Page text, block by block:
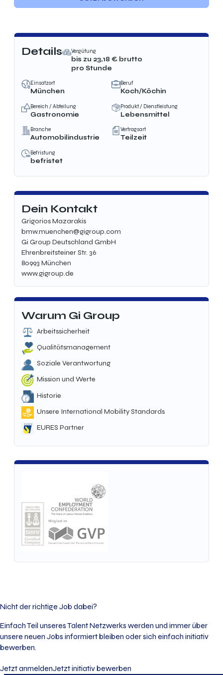
Details Vergütung
bis zu 23,18 € brutto
pro Stunde
Einsatzort
München
Beruf
Koch/Köchin
Bereich / Abteilung
Gastronomie
Produkt / Dienstleistung
Lebensmittel
Branche
Automobilindustrie
Vertragsart
Teilzeit
Befristung
befristet
Dein Kontakt
Grigorios Mazarakis
bmw.muenchen@gigroup.com
Gi Group Deutschland GmbH
Ehrenbreitsteiner Str. 36
80993 München
www.gigroup.de
Warum Gi Group
Arbeitssicherheit
Qualitätsmanagement
Soziale Verantwortung
Mission und Werte
Historie
Unsere International Mobility Standards
EURES Partner
Nicht der richtige Job dabei?
Einfach Teil unseres Talent Netzwerks werden und immer über
unsere neuen Jobs informiert bleiben oder sich einfach initiativ
bewerben.
Jetzt anmeldenJetzt initiativ bewerben